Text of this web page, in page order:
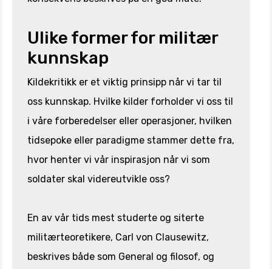
Ulike former for militær
kunnskap
Kildekritikk er et viktig prinsipp når vi tar til
oss kunnskap. Hvilke kilder forholder vi oss til
i våre forberedelser eller operasjoner, hvilken
tidsepoke eller paradigme stammer dette fra,
hvor henter vi vår inspirasjon når vi som
soldater skal videreutvikle oss?
En av vår tids mest studerte og siterte
militærteoretikere, Carl von Clausewitz,
beskrives både som General og filosof, og